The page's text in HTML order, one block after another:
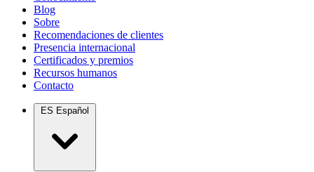
Blog
Sobre
Recomendaciones de clientes
Presencia internacional
Certificados y premios
Recursos humanos
Contacto
ES Español